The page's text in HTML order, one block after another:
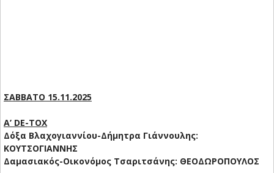
ΣΑΒΒΑΤΟ 15.11.2025
Α’ DE-TOX
Δόξα Βλαχογιαννίου-Δήμητρα Γιάννουλης:
ΚΟΥΤΣΟΓΙΑΝΝΗΣ
Δαμασιακός-Οικονόμος Τσαριτσάνης: ΘΕΟΔΩΡΟΠΟΥΛΟΣ